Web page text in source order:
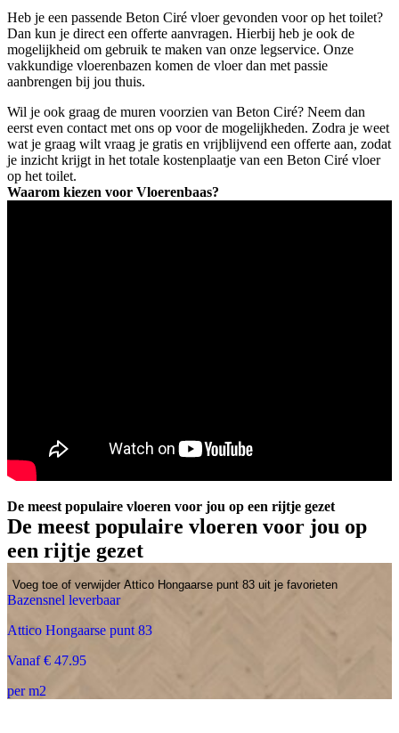
Heb je een passende Beton Ciré vloer gevonden voor op het toilet?
Dan kun je direct een offerte aanvragen. Hierbij heb je ook de
mogelijkheid om gebruik te maken van onze legservice. Onze
vakkundige vloerenbazen komen de vloer dan met passie
aanbrengen bij jou thuis.
Wil je ook graag de muren voorzien van Beton Ciré? Neem dan
eerst even contact met ons op voor de mogelijkheden. Zodra je weet
wat je graag wilt vraag je gratis en vrijblijvend een offerte aan, zodat
je inzicht krijgt in het totale kostenplaatje van een Beton Ciré vloer
op het toilet.
Waarom kiezen voor Vloerenbaas?
De meest populaire vloeren voor jou op een rijtje gezet
De meest populaire vloeren voor jou op
een rijtje gezet
Voeg toe of verwijder Attico Hongaarse punt 83 uit je favorieten
Bazensnel leverbaar
Attico Hongaarse punt 83
Vanaf € 47.95
per m2